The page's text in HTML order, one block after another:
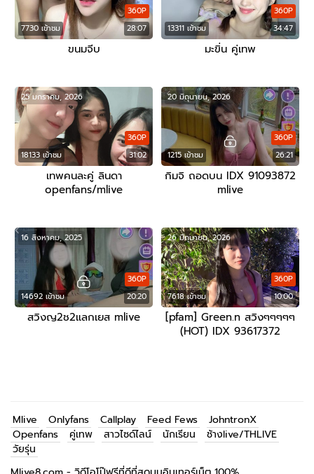
7730 เข้าชม 28:07
360P
ขนมจีบ
13311 เข้าชม 34:47
360P
มะขิ่น คู่เทพ
18133 เข้าชม 31:02
360P
25 มกราคม, 2026
เทพคนละคู่ ลินดา
openfans/mlive
1215 เข้าชม 26:21
360P
20 มิถุนายน, 2026
กิมจิ ถอดบน IDX 91093872
mlive
14692 เข้าชม 20:20
360P
16 สิงหาคม, 2025
สวิงญ2ช2แลกเยส mlive
7618 เข้าชม 10:00
360P
26 มิถุนายน, 2026
[pfam] Green.n สวิงๆๆๆๆๆ
(HOT) IDX 93617372
Mlive Onlyfans Callplay Feed Fews
JohntronX
Openfans
คู่เทพ สาวไซด์ไลน์ นักเรียน
ช้างlive/THLIVE
วัยรุ่น